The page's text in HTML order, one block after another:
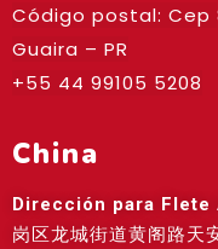
Código postal: Cep
Guaira – PR
+55 44 99105 5208
China
Dirección para Flete
岗区龙城街道黄阁路天